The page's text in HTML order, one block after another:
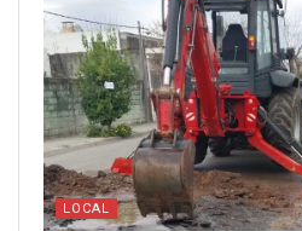
LOCAL